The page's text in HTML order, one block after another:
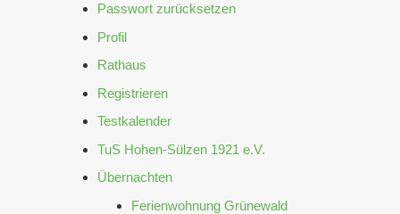
Passwort zurücksetzen
Profil
Rathaus
Registrieren
Testkalender
TuS Hohen-Sülzen 1921 e.V.
Übernachten
Ferienwohnung Grünewald